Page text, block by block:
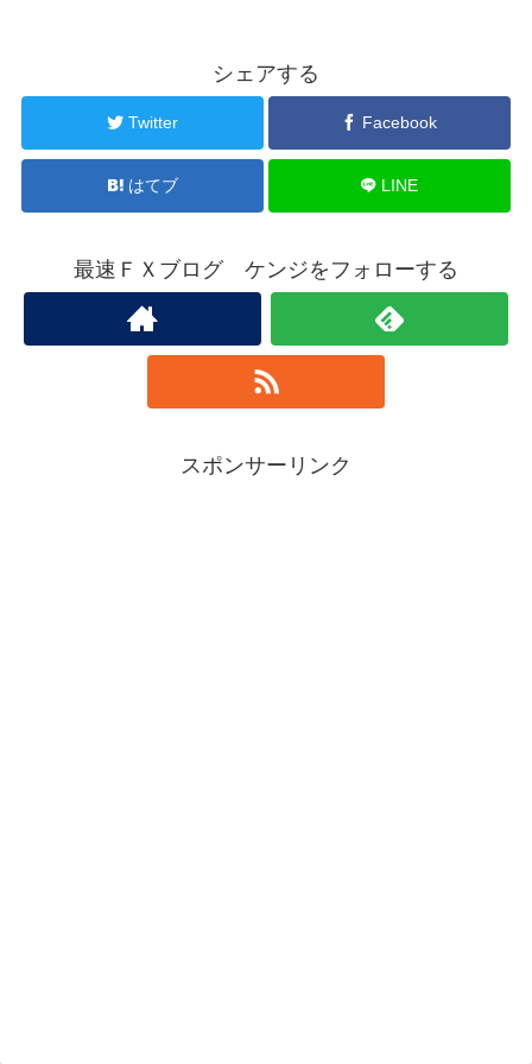
シェアする
Twitter Facebook
はてブ LINE
最速ＦＸブログ ケンジをフォローする
スポンサーリンク